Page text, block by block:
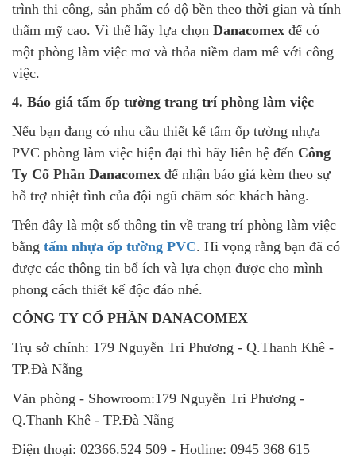
trình thi công, sản phẩm có độ bền theo thời gian và tính
thẩm mỹ cao. Vì thế hãy lựa chọn Danacomex để có
một phòng làm việc mơ và thỏa niềm đam mê với công
việc.
4. Báo giá tấm ốp tường trang trí phòng làm việc
Nếu bạn đang có nhu cầu thiết kế tấm ốp tường nhựa
PVC phòng làm việc hiện đại thì hãy liên hệ đến Công
Ty Cổ Phần Danacomex để nhận báo giá kèm theo sự
hỗ trợ nhiệt tình của đội ngũ chăm sóc khách hàng.
Trên đây là một số thông tin về trang trí phòng làm việc
bằng tấm nhựa ốp tường PVC. Hi vọng rằng bạn đã có
được các thông tin bổ ích và lựa chọn được cho mình
phong cách thiết kế độc đáo nhé.
CÔNG TY CỔ PHẦN DANACOMEX
Trụ sở chính: 179 Nguyễn Tri Phương - Q.Thanh Khê -
TP.Đà Nẵng
Văn phòng - Showroom:179 Nguyễn Tri Phương -
Q.Thanh Khê - TP.Đà Nẵng
Điện thoại: 02366.524 509 - Hotline: 0945 368 615